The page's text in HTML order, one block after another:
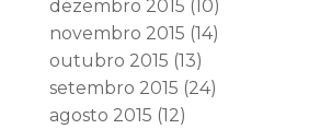
dezembro 2015 (10)
novembro 2015 (14)
outubro 2015 (13)
setembro 2015 (24)
agosto 2015 (12)